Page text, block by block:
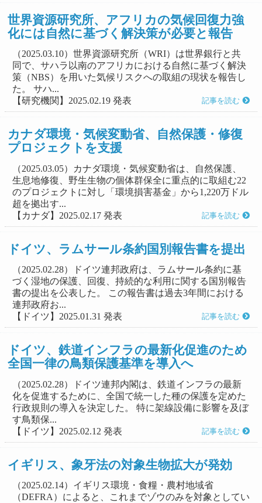
世界資源研究所、アフリカの気候回復力強
化には自然に基づく解決策が必要と報告
（2025.03.10）世界資源研究所（WRI）は世界銀行と共
同で、サハラ以南のアフリカにおける自然に基づく解決
策（NBS）を用いた気候リスクへの取組の現状を報告し
た。 サハ...
【研究機関】2025.02.19 発表
記事を読む
カナダ環境・気候変動省、自然保護・修復
プロジェクトを支援
（2025.03.05）カナダ環境・気候変動省は、自然保護、
生息地修復、野生生物の個体群保全に重点的に取組む22
のプロジェクトに対し「環境損害基金」から1,220万ドル
超を拠出す...
【カナダ】2025.02.17 発表
記事を読む
ドイツ、ラムサール条約国別報告書を提出
（2025.02.28）ドイツ連邦政府は、ラムサール条約に基
づく湿地の保護、回復、持続的な利用に関する国別報告
書の提出を公表した。 この報告書は過去3年間における
連邦政府お...
【ドイツ】2025.01.31 発表
記事を読む
ドイツ、鉄道インフラの最新化促進のため
全国一律の鳥類保護基準を導入へ
（2025.02.28）ドイツ連邦内閣は、鉄道インフラの最新
化を促進するために、全国で統一した種の保護を定めた
行政規則の導入を決定した。 特に架線設備に影響を及ぼ
す鳥類保...
【ドイツ】2025.02.12 発表
記事を読む
イギリス、象牙法の対象生物拡大が発効
（2025.02.14）イギリス環境・食糧・農村地域省
（DEFRA）によると、これまでゾウのみを対象としてい